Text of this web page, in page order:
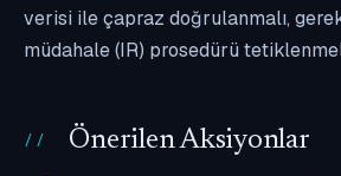
verisi ile çapraz doğrulanmalı,
müdahale (IR) prosedürü
Önerilen Aksiyonlar